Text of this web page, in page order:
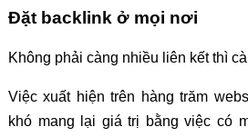
Đặt backlink ở mọi nơi
Không phải càng nhiều liên kết thì
Việc xuất hiện trên hàng trăm
khó mang lại giá trị bằng việc có